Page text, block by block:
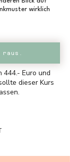
wirklich
444.- Euro und
dieser Kurs